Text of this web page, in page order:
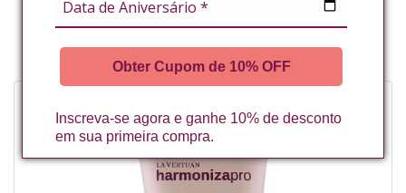
Obter Cupom de 10% OFF
Inscreva-se agora e ganhe 10% de desconto
em sua primeira compra.
VERTUAN* (C)